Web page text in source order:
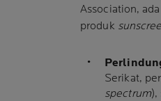
Association,
produk
Serikat,
spectrum),